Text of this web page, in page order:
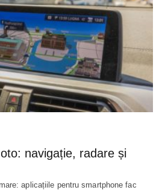
navigație, radare și
aplicațiile pentru smartphone fac